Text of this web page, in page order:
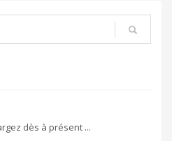
dès à présent ...